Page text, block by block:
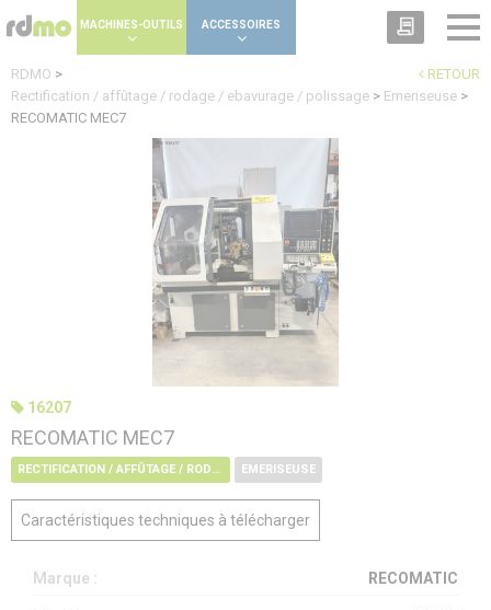
MACHINES-OUTILS ACCESSOIRES
RETOUR
RDMO >
Rectification / affûtage / rodage / ebavurage / polissage > Emeriseuse >
RECOMATIC MEC7
16207
RECOMATIC MEC7
RECTIFICATION / AFFÛTAGE / RODAGE / EBAVURAGE / POLISSAGE EMERISEUSE
Caractéristiques techniques à télécharger
Marque : RECOMATIC